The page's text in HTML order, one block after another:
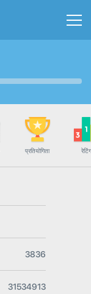
प्रतियोगिता रेटिंग
3836
31534913